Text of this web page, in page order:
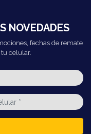
NOVEDADES
fechas de remate
celular.